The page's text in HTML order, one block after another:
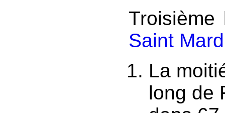
Saint Mard
La
long de